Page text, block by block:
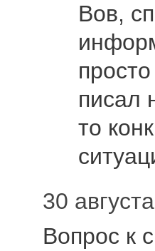
Вов,
писал
то
30
Вопрос к